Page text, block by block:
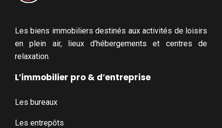
Les biens immobiliers destinés aux activités de loisirs
en plein air, lieux d’hébergements et centres de
relaxation.
L’immobilier pro & d’entreprise
Les bureaux
Les entrepôts